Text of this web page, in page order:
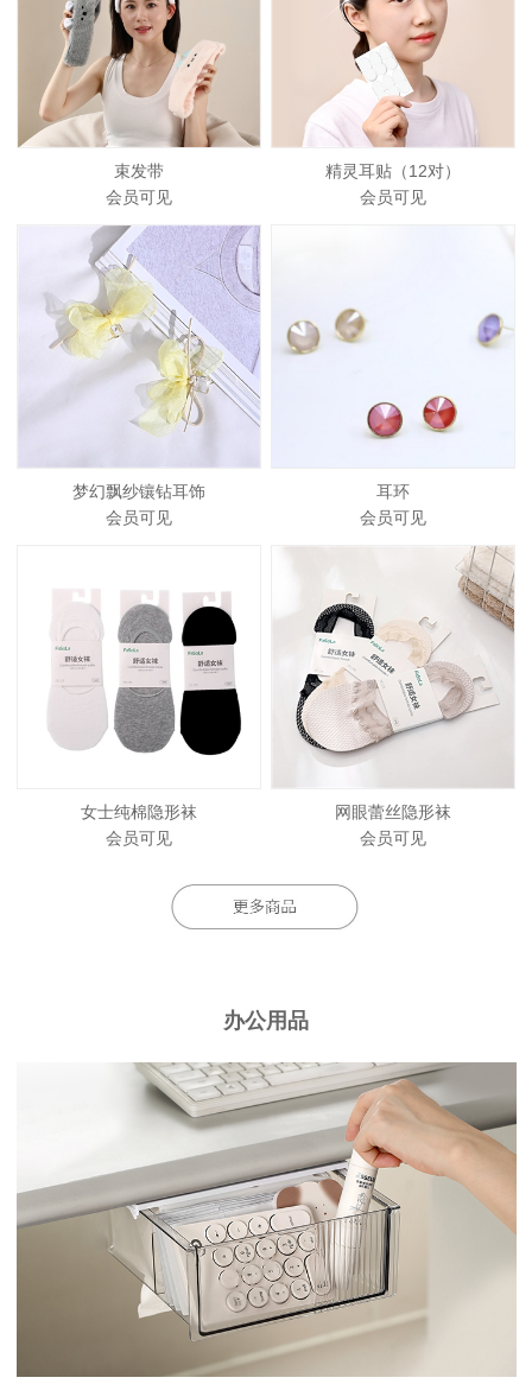
束发带
会员可见
精灵耳贴（12对）
会员可见
梦幻飘纱镶钻耳饰
会员可见
耳环
会员可见
女士纯棉隐形袜
会员可见
网眼蕾丝隐形袜
会员可见
办公用品